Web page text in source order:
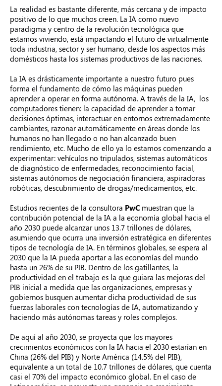
La realidad es bastante diferente, más cercana y de impacto
positivo de lo que muchos creen. La IA como nuevo
paradigma y centro de la revolución tecnológica que
estamos viviendo, está impactando el futuro de virtualmente
toda industria, sector y ser humano, desde los aspectos más
domésticos hasta los sistemas productivos de las naciones.
La IA es drásticamente importante a nuestro futuro pues
forma el fundamento de cómo las máquinas pueden
aprender a operar en forma autónoma. A través de la IA, los
computadores tienen: la capacidad de aprender a tomar
decisiones óptimas, interactuar en entornos extremadamente
cambiantes, razonar automáticamente en áreas donde los
humanos no han llegado o no han alcanzado buen
rendimiento, etc. Mucho de ello ya lo estamos comenzando a
experimentar: vehículos no tripulados, sistemas automáticos
de diagnóstico de enfermedades, reconocimiento facial,
sistemas autónomos de negociación financiera, aspiradoras
robóticas, descubrimiento de drogas/medicamentos, etc.
Estudios recientes de la consultora PwC muestran que la
contribución potencial de la IA a la economía global hacia el
año 2030 puede alcanzar unos 13.7 trillones de dólares,
asumiendo que ocurra una inversión estratégica en diferentes
tipos de tecnología de IA. En términos globales, se espera al
2030 que la IA pueda aportar a las economías del mundo
hasta un 26% de su PIB. Dentro de los gatillantes, la
productividad en el trabajo es la que guiara las mejoras del
PIB inicial a medida que las organizaciones, empresas y
gobiernos busquen aumentar dicha productividad de sus
fuerzas laborales con tecnologías de IA, automatizando y
haciendo más autónomas tareas y roles complejos.
De aquí al año 2030, se proyecta que los mayores
crecimientos económicos con la IA hacia el 2030 estarían en
China (26% del PIB) y Norte América (14.5% del PIB),
equivalente a un total de 10.7 trillones de dólares, que cuenta
casi el 70% del impacto económico global. En el caso de